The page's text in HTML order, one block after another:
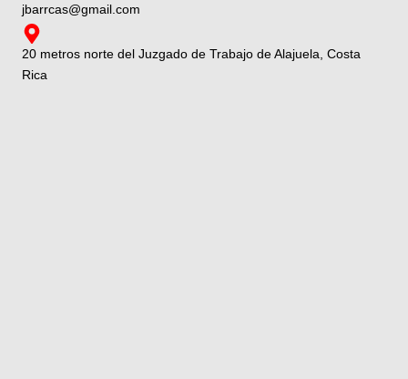
jbarrcas@gmail.com
20 metros norte del Juzgado de Trabajo de Alajuela, Costa
Rica